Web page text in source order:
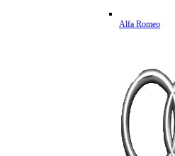
Alfa Romeo